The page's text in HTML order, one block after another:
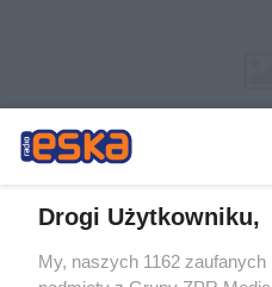
Żaden utwór zamieszczony w
Drogi Użytkowniku,
My, naszych 1162 zaufanych